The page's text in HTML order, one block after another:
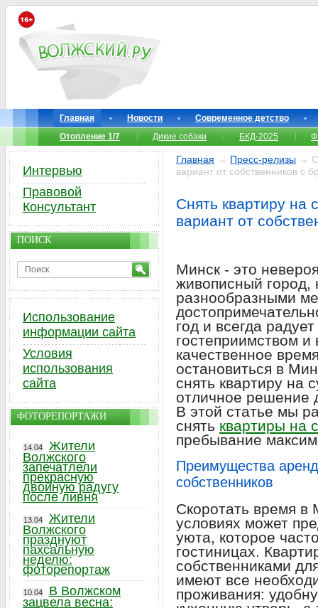
Главная Новости
Современное детство
Отопление 1/7
Дикие собаки БКД-2025
Главная → Пресс-релизы →
вариант от собственников с
Снять квартиру на
вариант от
Минск - это
живописный город,
разнообразными
год и всегда
гостеприимством
качественное
остановиться в
снять квартиру на
отличное решение
В этой статье мы
снять квартиры на
пребывание
Преимущества
собственников
Скоротать время
условиях может
уюта, которое
гостиницах.
собственниками
имеют все
проживания:
Интервью
Правовой
Консультант
ПОИСК
Использование
информации сайта
Условия
использования
сайта
ФОТОРЕПОРТАЖИ
14.04
Жители
Волжского
запечатлели
прекрасную
двойную радугу
после ливня
13.04
Жители
Волжского
празднуют
пахсальную
неделю:
фоторепортаж
10.04
В Волжском
зацвела весна: